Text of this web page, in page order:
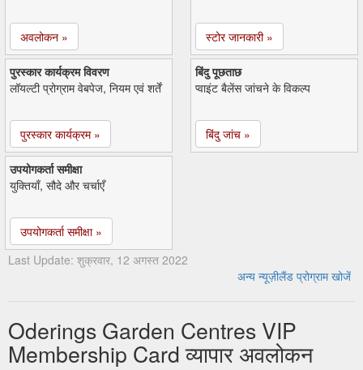
अवलोकन » स्टोर जानकारी »
पुरस्कार कार्यक्रम विवरण
लॉयल्टी प्रोग्राम वेबपेज, नियम एवं शर्तें
पुरस्कार कार्यक्रम »
बिंदु पूछताछ
प्वाइंट बैलेंस जांचने के विकल्प
बिंदु जांच »
उपयोगकर्ता समीक्षा
युक्तियाँ, सौदे और चर्चाएँ
उपयोगकर्ता समीक्षा »
Last Update: शुक्रवार, 12 अगस्त 2022
अन्य न्यूज़ीलैंड प्रोग्राम खोजें
Oderings Garden Centres VIP
Membership Card व्यापार अवलोकन